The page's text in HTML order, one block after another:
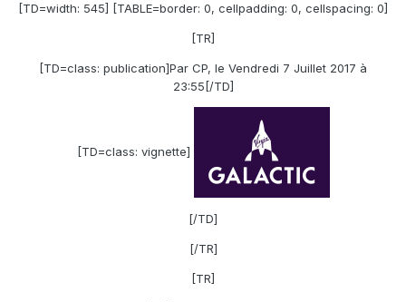
[TD=width: 545] [TABLE=border: 0, cellpadding: 0, cellspacing: 0]
[TR]
[TD=class: publication]Par CP, le Vendredi 7 Juillet 2017 à
23:55 [/TD]
[TD=class: vignette]
[/TD]
[/TR]
[TR]